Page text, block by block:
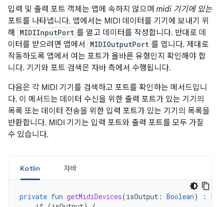
입력 및 출력 포트 객체는 앱에 속하지 않으며 midi 기기에 있는
포트를 나타냅니다. 앱에서는 MIDI 데이터를 기기에 보내기 위
해
MIDIInputPort 를 열고 데이터를 작성합니다. 반대로 데
이터를 받으려면 앱에서
MIDIOutputPort 를 엽니다. 제대로
작동하도록 앱에서 여는 포트가 올바른 유형인지 확인해야 합
니다. 기기와 포트 검색은 자바 측에서 수행됩니다.
다음은 각 MIDI 기기를 검색하고 포트를 확인하는 메서드입니
다. 이 메서드는 데이터 수신을 위한 출력 포트가 있는 기기의
목록 또는 데이터 전송을 위한 입력 포트가 있는 기기의 목록을
반환합니다. MIDI 기기는 입력 포트와 출력 포트를 모두 가질
수 있습니다.
Kotlin 자바
private fun getMidiDevices(isOutput : Boolean) :